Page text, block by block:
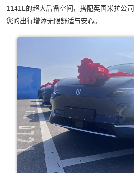
1141L的超大后备空间，搭配英国米拉公
您的出行增添无限舒适与安心。